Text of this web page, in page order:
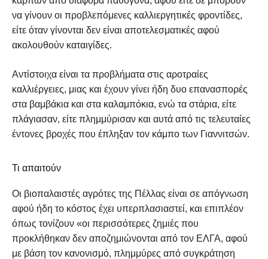
να γίνουν οι προβλεπόμενες καλλιεργητικές φροντίδες,
είτε όταν γίνονται δεν είναι αποτελεσματικές αφού
ακολουθούν καταιγίδες.
Αντίστοιχα είναι τα προβλήματα στις αροτραίες
καλλιέργειες, μιας και έχουν γίνει ήδη δυο επανασπορές
στα βαμβάκια και στα καλαμπόκια, ενώ τα στάρια, είτε
πλάγιασαν, είτε πλημμύρισαν και αυτά από τις τελευταίες
έντονες βροχές που έπληξαν τον κάμπο των Γιαννιτσών.
Τι απαιτούν
Οι βιοπαλαιστές αγρότες της Πέλλας είναι σε απόγνωση
αφού ήδη το κόστος έχει υπερπλασιαστεί, και επιπλέον
όπως τονίζουν «οι περισσότερες ζημιές που
προκλήθηκαν δεν αποζημιώνονται από τον ΕΛΓΑ, αφού
με βάση τον κανονισμό, πλημμύρες από συγκράτηση